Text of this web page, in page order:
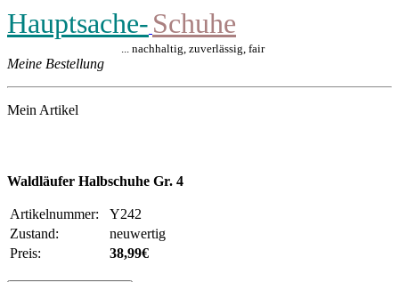
Hauptsache-Schuhe
... nachhaltig, zuverlässig, fair
Meine Bestellung
Mein Artikel
Waldläufer Halbschuhe Gr. 4
Artikelnummer:
Y242
Zustand:
neuwertig
Preis:
38,99€